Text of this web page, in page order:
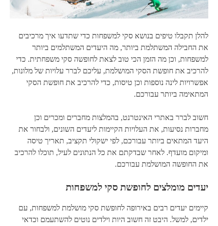
להלן תקבלו טיפים בנושא סקי למשפחות כדי שתדעו איך מרכיבים
את החבילה המשתלמת ביותר, מה היעדים המשתלמים ביותר
למשפחות, וכן מה הזמן הכי טוב לצאת לחופשה סקי משפחתית. כדי
להרכיב את חופשת הסקי המושלמת, עליכם לברר עלויות של מלונות,
אפשרויות לינה נוספות וכן טיסות, כדי להרכיב את חופשת הסקי
המתאימה ביותר עבורכם.
חשוב לברר באתרי האינטרנט, בהמלצות מחברים ומכרים וכן
מחברות נסיעות, את העלויות הקיימות ליעדים השונים, ולבחור את
היעד המתאים ביותר עבורכם, לפי ישקולי תקציב, תאריך טיסה
ומיקום מועדף. לאחר שבדקתם את כל הנתונים לעיל, תוכלו להרכיב
את החופשה המושלמת עבורכם.
יעדים מומלצים לחופשת סקי למשפחות
קיימים יעדים רבים באירופה לחופשת סקי מושלמת למשפחות, עם
ילדים, למשל. היבט זה חשוב היות וילדים נוטים להשתעמם וכדאי